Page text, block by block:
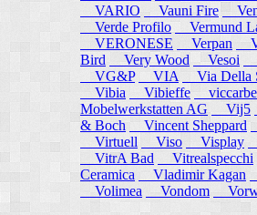
VARIO
Vauni Fire
Verde Profilo
Vermund
VERONESE
Verpan
Bird
Very Wood Vesoi
VG&P
VIA Via Della
Vibia
Vibieffe viccarbe
Mobelwerkstatten AG
Vij5
& Boch
Vincent Sheppard
Virtuell
Viso Visplay
VitrA Bad
Vitrealspecchi
Ceramica
Vladimir Kagan
Volimea
Vondom